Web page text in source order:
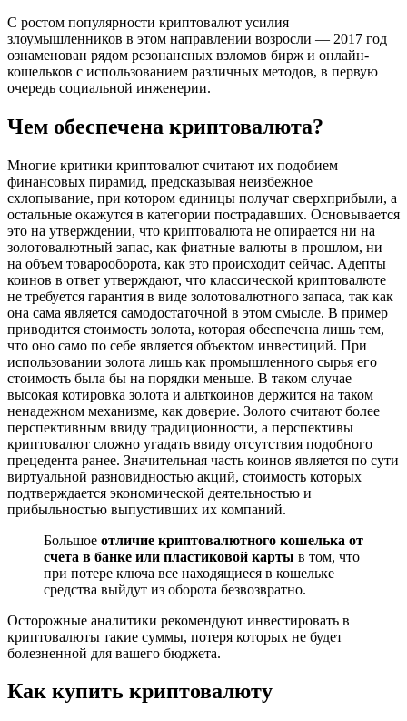
С ростом популярности криптовалют усилия
злоумышленников в этом направлении возросли — 2017 год
ознаменован рядом резонансных взломов бирж и онлайн-
кошельков с использованием различных методов, в первую
очередь социальной инженерии.
Чем обеспечена криптовалюта?
Многие критики криптовалют считают их подобием
финансовых пирамид, предсказывая неизбежное
схлопывание, при котором единицы получат сверхприбыли, а
остальные окажутся в категории пострадавших. Основывается
это на утверждении, что криптовалюта не опирается ни на
золотовалютный запас, как фиатные валюты в прошлом, ни
на объем товарооборота, как это происходит сейчас. Адепты
коинов в ответ утверждают, что классической криптовалюте
не требуется гарантия в виде золотовалютного запаса, так как
она сама является самодостаточной в этом смысле. В пример
приводится стоимость золота, которая обеспечена лишь тем,
что оно само по себе является объектом инвестиций. При
использовании золота лишь как промышленного сырья его
стоимость была бы на порядки меньше. В таком случае
высокая котировка золота и альткоинов держится на таком
ненадежном механизме, как доверие. Золото считают более
перспективным ввиду традиционности, а перспективы
криптовалют сложно угадать ввиду отсутствия подобного
прецедента ранее. Значительная часть коинов является по сути
виртуальной разновидностью акций, стоимость которых
подтверждается экономической деятельностью и
прибыльностью выпустивших их компаний.
Большое отличие криптовалютного кошелька от
счета в банке или пластиковой карты в том, что
при потере ключа все находящиеся в кошельке
средства выйдут из оборота безвозвратно.
Осторожные аналитики рекомендуют инвестировать в
криптовалюты такие суммы, потеря которых не будет
болезненной для вашего бюджета.
Как купить криптовалюту